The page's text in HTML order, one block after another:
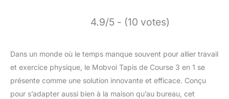
4.9/5 - (10 votes)
Dans un monde où le temps manque souvent pour allier travail
et exercice physique, le Mobvoi Tapis de Course 3 en 1 se
présente comme une solution innovante et efficace. Conçu
pour s’adapter aussi bien à la maison qu’au bureau, cet